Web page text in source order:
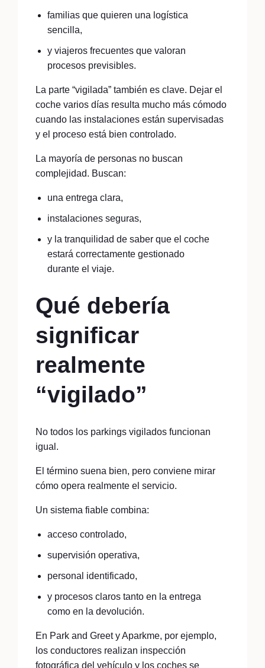
familias que quieren una logística
sencilla,
y viajeros frecuentes que valoran
procesos previsibles.
La parte “vigilada” también es clave. Dejar el
coche varios días resulta mucho más cómodo
cuando las instalaciones están supervisadas
y el proceso está bien controlado.
La mayoría de personas no buscan
complejidad. Buscan:
una entrega clara,
instalaciones seguras,
y la tranquilidad de saber que el coche
estará correctamente gestionado
durante el viaje.
Qué debería
significar
realmente
“vigilado”
No todos los parkings vigilados funcionan
igual.
El término suena bien, pero conviene mirar
cómo opera realmente el servicio.
Un sistema fiable combina:
acceso controlado,
supervisión operativa,
personal identificado,
y procesos claros tanto en la entrega
como en la devolución.
En Park and Greet y Aparkme, por ejemplo,
los conductores realizan inspección
fotográfica del vehículo y los coches se